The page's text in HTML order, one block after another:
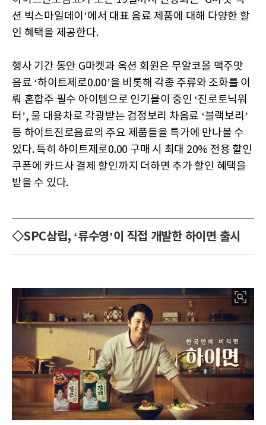
션 빅스마일데이’에서 대표 음료 제품에 대해 다양한 할
인 혜택을 제공한다.
행사 기간 동안 G마켓과 옥션 회원은 무알코올 맥주맛
음료 ‘하이트제로0.00’을 비롯해 각종 주류와 조화를 이
뤄 혼합주 필수 아이템으로 인기몰이 중인 ‘진로토닉워
터’, 물 대용차로 각광받는 검정보리 차음료 ‘블랙보리’
등 하이트진로음료의 주요 제품들을 특가에 만나볼 수
있다. 특히 하이트제로0.00 구매 시 최대 20% 전용 할인
쿠폰에 카드사 결제 할인까지 더하면 추가 할인 혜택을
받을 수 있다.
◇SPC삼립, ‘류수영’이 직접 개발한 하이면 출시